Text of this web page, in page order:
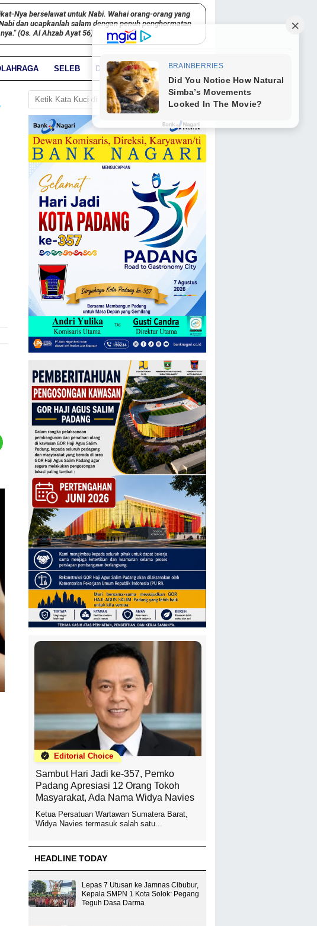
Nya berselawat untuk Nabi. Wahai orang-orang yang
dan ucapkanlah salam dengan penuh penghormatan
(Qs. Al Ahzab Ayat 56)
SELEB DUNIA PARIWARA
GO
Editorial Choice
Sambut Hari Jadi ke-357, Pemko
Padang Apresiasi 12 Orang Tokoh
Masyarakat, Ada Nama Widya Navies
Ketua Persatuan Wartawan Sumatera Barat,
Widya Navies termasuk salah satu...
HEADLINE TODAY
Lepas 7 Utusan ke Jamnas Cibubur,
Kepala SMPN 1 Kota Solok: Pegang
Teguh Dasa Darma